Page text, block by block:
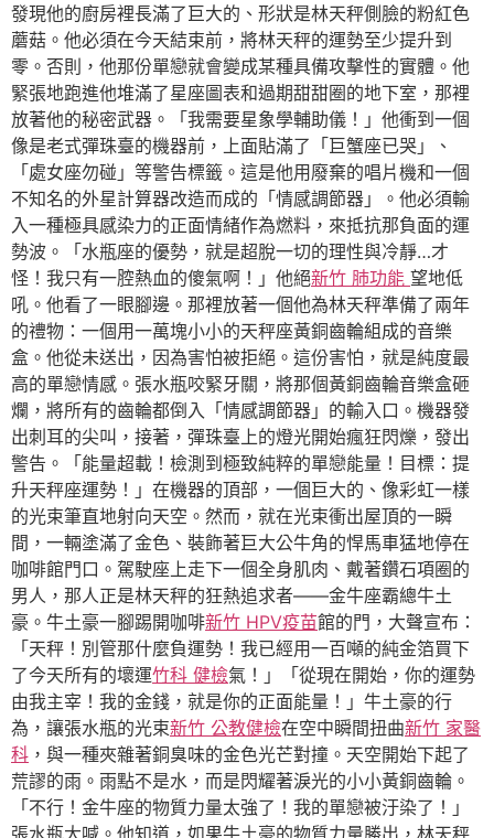
發現他的廚房裡長滿了巨大的、形狀是林天秤側臉的粉紅色
蘑菇。他必須在今天結束前，將林天秤的運勢至少提升到
零。否則，他那份單戀就會變成某種具備攻擊性的實體。他
緊張地跑進他堆滿了星座圖表和過期甜甜圈的地下室，那裡
放著他的秘密武器。「我需要星象學輔助儀！」他衝到一個
像是老式彈珠臺的機器前，上面貼滿了「巨蟹座已哭」、
「處女座勿碰」等警告標籤。這是他用廢棄的唱片機和一個
不知名的外星計算器改造而成的「情感調節器」。他必須輸
入一種極具感染力的正面情緒作為燃料，來抵抗那負面的運
勢波。「水瓶座的優勢，就是超脫一切的理性與冷靜…才
怪！我只有一腔熱血的傻氣啊！」他絕新竹 肺功能 望地低
吼。他看了一眼腳邊。那裡放著一個他為林天秤準備了兩年
的禮物：一個用一萬塊小小的天秤座黃銅齒輪組成的音樂
盒。他從未送出，因為害怕被拒絕。這份害怕，就是純度最
高的單戀情感。張水瓶咬緊牙關，將那個黃銅齒輪音樂盒砸
爛，將所有的齒輪都倒入「情感調節器」的輸入口。機器發
出刺耳的尖叫，接著，彈珠臺上的燈光開始瘋狂閃爍，發出
警告。「能量超載！檢測到極致純粹的單戀能量！目標：提
升天秤座運勢！」在機器的頂部，一個巨大的、像彩虹一樣
的光束筆直地射向天空。然而，就在光束衝出屋頂的一瞬
間，一輛塗滿了金色、裝飾著巨大公牛角的悍馬車猛地停在
咖啡館門口。駕駛座上走下一個全身肌肉、戴著鑽石項圈的
男人，那人正是林天秤的狂熱追求者——金牛座霸總牛土
豪。牛土豪一腳踢開咖啡新竹 HPV疫苗館的門，大聲宣布：
「天秤！別管那什麼負運勢！我已經用一百噸的純金箔買下
了今天所有的壞運竹科 健檢氣！」「從現在開始，你的運勢
由我主宰！我的金錢，就是你的正面能量！」牛土豪的行
為，讓張水瓶的光束新竹 公教健檢在空中瞬間扭曲新竹 家醫
科 ，與一種夾雜著銅臭味的金色光芒對撞。天空開始下起了
荒謬的雨。雨點不是水，而是閃耀著淚光的小小黃銅齒輪。
「不行！金牛座的物質力量太強了！我的單戀被汙染了！」
張水瓶大喊。他知道，如果牛土豪的物質力量勝出，林天秤